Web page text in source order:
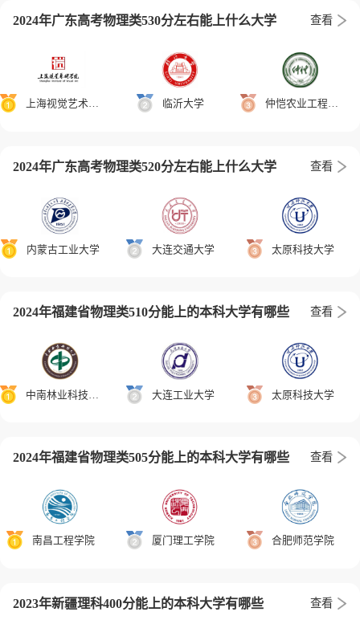
2024年广东高考物理类530分左右能上什么大学 查看
上海视觉艺术学院 临沂大学 仲恺农业工程学院
2024年广东高考物理类520分左右能上什么大学 查看
内蒙古工业大学 大连交通大学 太原科技大学
2024年福建省物理类510分能上的本科大学有哪些 查看
中南林业科技大学 大连工业大学 太原科技大学
2024年福建省物理类505分能上的本科大学有哪些 查看
南昌工程学院 厦门理工学院 合肥师范学院
2023年新疆理科400分能上的本科大学有哪些 查看